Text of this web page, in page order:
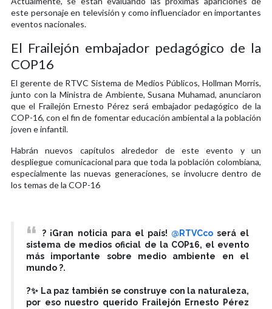
este personaje en televisión y como influenciador en importantes
eventos nacionales.
El Frailejón embajador pedagógico de la
COP16
El gerente de RTVC Sistema de Medios Públicos, Hollman Morris,
junto con la Ministra de Ambiente, Susana Muhamad, anunciaron
que el Frailejón Ernesto Pérez será embajador pedagógico de la
COP-16, con el fin de fomentar educación ambiental a la población
joven e infantil.
Habrán nuevos capítulos alrededor de este evento y un
despliegue comunicacional para que toda la población colombiana,
especialmente las nuevas generaciones, se involucre dentro de
los temas de la COP-16
? ¡Gran noticia para el país! @RTVCcoserá el
sistema de medios oficial de la COP16, el evento
más importante sobre medio ambiente en el
mundo ?.
?✨ La paz también se construye con la naturaleza,
por eso nuestro querido Frailejón Ernesto Pérez